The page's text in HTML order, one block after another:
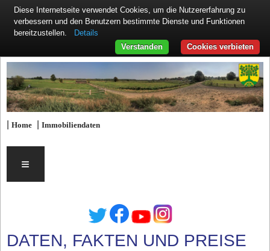
|Home |Immobiliendaten
≡
DATEN, FAKTEN UND PREISE
Diese Internetseite verwendet Cookies, um die Nutzererfahrung zu
verbessern und den Benutzern bestimmte Dienste und Funktionen
bereitzustellen.
Details
Cookies verbieten
Verstanden